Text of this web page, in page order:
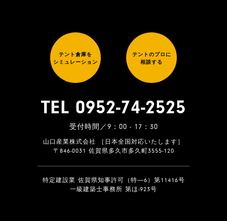
テント倉庫を
シミュレーション
テントのプロに
相談する
TEL 0952-74-2525
受付時間／9：00 - 17：30
山口産業株式会社 ［日本全国対応いたします］
〒846-0031 佐賀県多久市多久町3555-120
特定建設業 佐賀県知事許可（特―6）第11416号
一級建築士事務所 第ほ-923号